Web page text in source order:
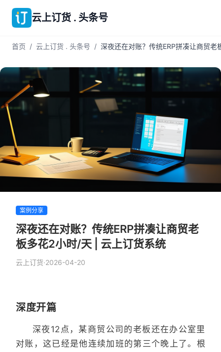
云上订货 . 头条号
首页 / 云上订货 . 头条号 / 深夜还在对账？传统ERP拼凑让商贸
案例分享
深夜还在对账？传统ERP拼凑让商贸老
板多花2小时/天 | 云上订货系统
云上订货·2026-04-20
深度开篇
深夜12点，某商贸公司的老板还在办公室里
对账，这已经是他连续加班的第三个晚上了。根